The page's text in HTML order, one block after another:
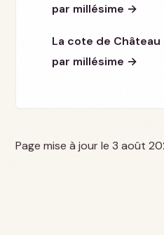
par millésime →
La cote de Château
par millésime →
Page mise à jour le 3 août